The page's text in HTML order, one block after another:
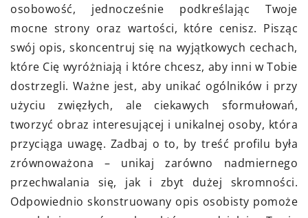
osobowość, jednocześnie podkreślając Twoje
mocne strony oraz wartości, które cenisz. Pisząc
swój opis, skoncentruj się na wyjątkowych cechach,
które Cię wyróżniają i które chcesz, aby inni w Tobie
dostrzegli. Ważne jest, aby unikać ogólników i przy
użyciu zwięzłych, ale ciekawych sformułowań,
tworzyć obraz interesującej i unikalnej osoby, która
przyciąga uwagę. Zadbaj o to, by treść profilu była
zrównoważona – unikaj zarówno nadmiernego
przechwalania się, jak i zbyt dużej skromności.
Odpowiednio skonstruowany opis osobisty pomoże